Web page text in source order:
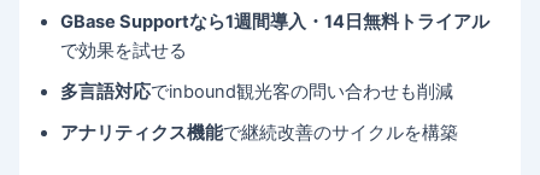
GBase Supportなら1週間導入・14日無料トライアル
で効果を試せる
多言語対応でinbound観光客の問い合わせも削減
アナリティクス機能で継続改善のサイクルを構築